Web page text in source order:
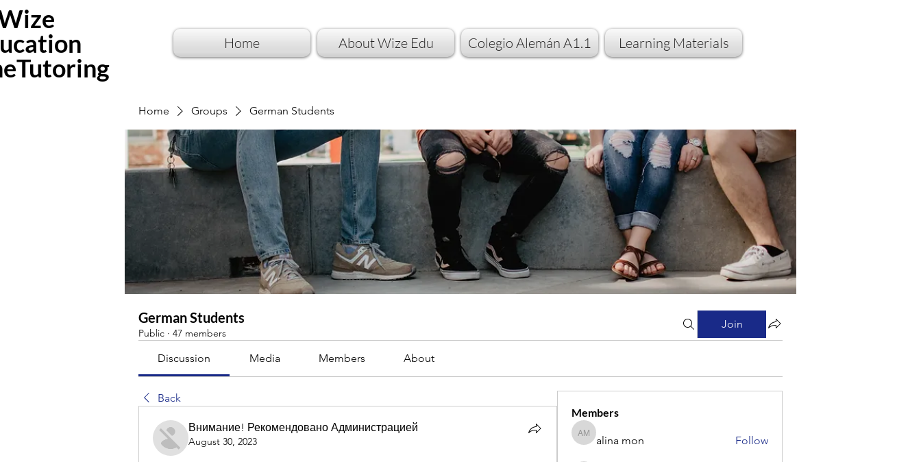
Home About Wize Edu Colegio Alemán A1.1 Learning Materials
Home Groups German Students
German Students
Public · 47 members
Join
Discussion Media Members About
Back
Внимание! Рекомендовано Администрацией
August 30, 2023
Members
alina mon
alina mon Follow